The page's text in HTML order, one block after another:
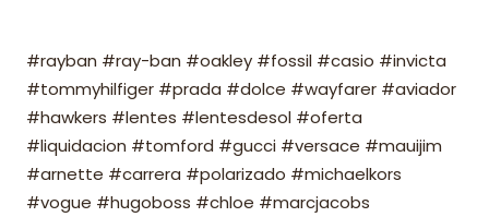
#rayban #ray-ban #oakley #fossil #casio #invicta
#tommyhilfiger #prada #dolce #wayfarer #aviador
#hawkers #lentes #lentesdesol #oferta
#liquidacion #tomford #gucci #versace #mauijim
#arnette #carrera #polarizado #michaelkors
#vogue #hugoboss #chloe #marcjacobs